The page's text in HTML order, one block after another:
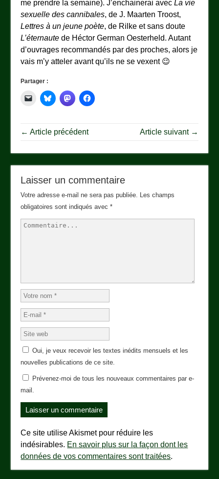
me prendre la semaine). J’enchainerai avecLa vie
sexuelle des cannibales, deJ. Maarten Troost,
Lettres à un jeune poète, de Rilke et sans doute
L’éternaute de Héctor German Oesterheld. Autant
d’ouvrages recommandés par des proches, alors je
vais m’y atteler avant qu’ils ne se vexent 😉
Partager :
← Article précédent Article suivant →
Laisser un commentaire
Votre adresse e-mail ne sera pas publiée. Les champs
obligatoires sont indiqués avec*
Oui, je veux recevoir les textes inédits mensuels et les
nouvelles publications de ce site.
Prévenez-moi de tous les nouveaux commentaires par e-
mail.
Ce site utilise Akismet pour réduire les
indésirables. En savoir plus sur la façon dont les
données de vos commentaires sont traitées.